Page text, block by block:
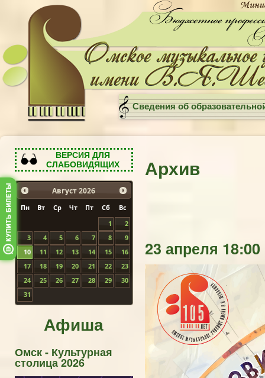
Сведения об
ВЕРСИЯ ДЛЯ
СЛАБОВИДЯЩИХ
Август 2026
Пн Вт Ср Чт Пт Сб
Вс
1
2
3
4 5 6 7 8
9
10
11 12 13 14 15
16
17
18 19 20 21 22
23
24
25 26 27 28 29
30
31
Афиша
Омск - Культурная
столица 2026
Архив
23 апреля